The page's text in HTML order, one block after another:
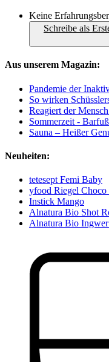
Keine
Schreibe als
Aus unserem Magazin:
Pandemie der
So wirken
Reagiert der
Sommerzeit -
Sauna – Heißer
Neuheiten:
tetesept Femi Baby
yfood Riegel Choco
Instick Mango
Alnatura Bio Shot
Alnatura Bio